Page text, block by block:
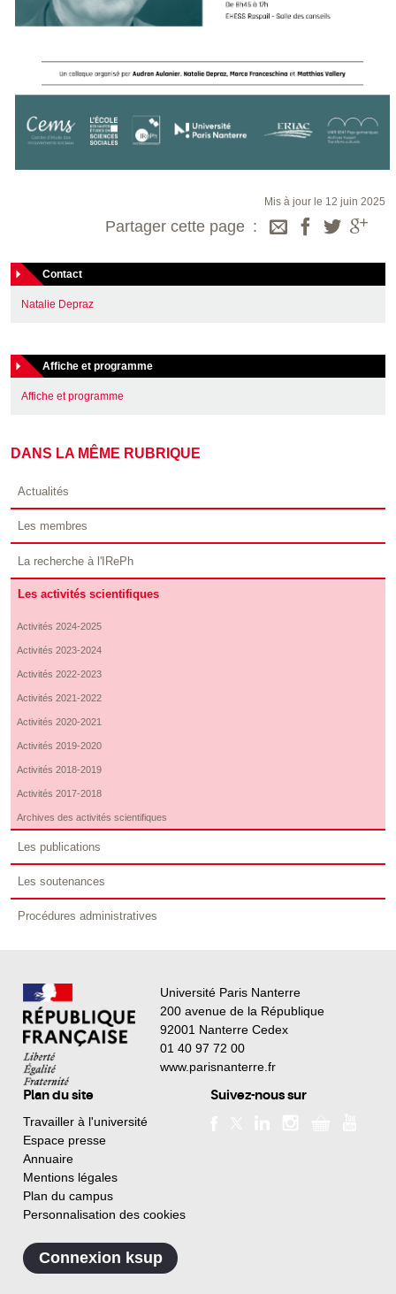
Mis à jour le 12 juin 2025
Partager cette page
Contact
Natalie Depraz
Affiche et programme
Affiche et programme
DANS LA MÊME RUBRIQUE
Actualités
Les membres
La recherche à l'IRePh
Les activités scientifiques
Activités 2024-2025
Activités 2023-2024
Activités 2022-2023
Activités 2021-2022
Activités 2020-2021
Activités 2019-2020
Activités 2018-2019
Activités 2017-2018
Archives des activités scientifiques
Les publications
Les soutenances
Procédures administratives
Université Paris Nanterre
200 avenue de la République
92001 Nanterre Cedex
01 40 97 72 00
www.parisnanterre.fr
Plan du site
Travailler à l'université
Espace presse
Annuaire
Mentions légales
Plan du campus
Personnalisation des cookies
Suivez-nous sur
Connexion ksup